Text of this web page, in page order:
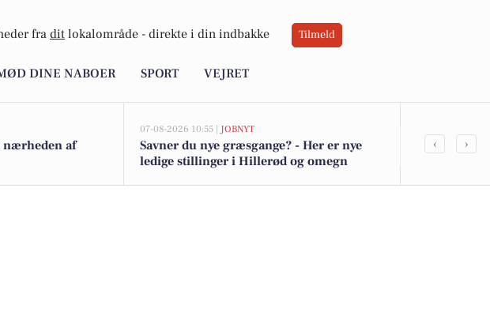
fra dit lokalområde - direkte i din indbakke Tilmeld
DINE NABOER SPORT VEJRET
nærheden af
07-08-2026 10:55 | JOBNYT
Savner du nye græsgange? - Her er nye
ledige stillinger i Hillerød og omegn
‹ ›